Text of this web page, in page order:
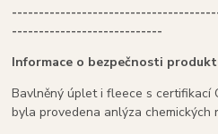
----------------------------
Informace o bezpečnosti
Bavlněný úplet i fleece s certifikací
byla provedena anlýza chemických